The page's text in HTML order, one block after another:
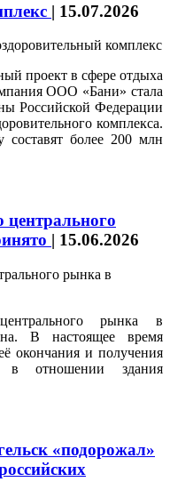
| 15.07.2026
проект в сфере отдыха
ООО «Бани» стала
Российской Федерации
комплекса.
более 200 млн
| 15.06.2026
рынка в
В настоящее время
окончания и получения
в отношении здания
«подорожал»